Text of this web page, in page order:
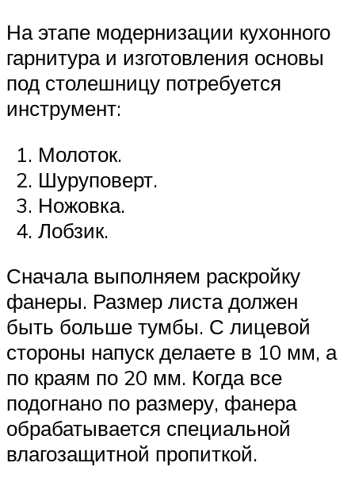
На этапе модернизации кухонного
гарнитура и изготовления основы
под столешницу потребуется
инструмент:
Молоток.
Шуруповерт.
Ножовка.
Лобзик.
Сначала выполняем раскройку
фанеры. Размер листа должен
быть больше тумбы. С лицевой
стороны напуск делаете в 10 мм, а
по краям по 20 мм. Когда все
подогнано по размеру, фанера
обрабатывается специальной
влагозащитной пропиткой.